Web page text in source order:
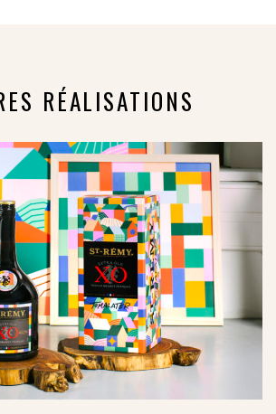
RÉALISATIONS